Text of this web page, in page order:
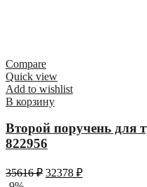
Compare
Quick view
Add to wishlist
В корзину
Второй поручень для
822956
35616₽ 32378 ₽